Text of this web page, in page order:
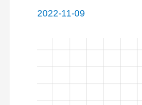
2022-11-09